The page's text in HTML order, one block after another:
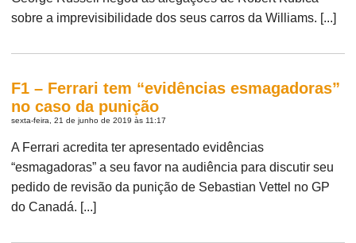
sobre a imprevisibilidade dos seus carros da Williams. [...]
F1 – Ferrari tem “evidências esmagadoras”
no caso da punição
sexta-feira, 21 de junho de 2019 às 11:17
A Ferrari acredita ter apresentado evidências
“esmagadoras” a seu favor na audiência para discutir seu
pedido de revisão da punição de Sebastian Vettel no GP
do Canadá. [...]